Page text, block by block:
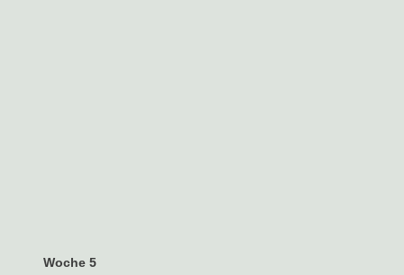
Woche 5